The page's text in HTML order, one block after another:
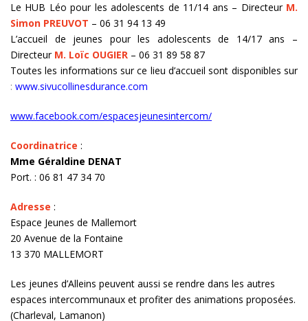
Le HUB Léo pour les adolescents de 11/14 ans – Directeur M.
Simon PREUVOT – 06 31 94 13 49
L’accueil de jeunes pour les adolescents de 14/17 ans –
Directeur M. Loïc OUGIER – 06 31 89 58 87
Toutes les informations sur ce lieu d’accueil sont disponibles sur
: www.sivucollinesdurance.com
www.facebook.com/espacesjeunesintercom/
Coordinatrice :
Mme Géraldine DENAT
Port. : 06 81 47 34 70
Adresse :
Espace Jeunes de Mallemort
20 Avenue de la Fontaine
13 370 MALLEMORT
Les jeunes d’Alleins peuvent aussi se rendre dans les autres
espaces intercommunaux et profiter des animations proposées.
(Charleval, Lamanon)